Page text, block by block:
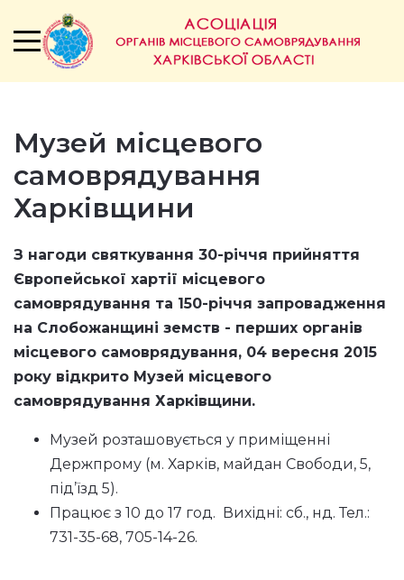
Музей місцевого
самоврядування
Харківщини
З нагоди святкування 30-річчя прийняття
Європейської хартії місцевого
самоврядування та 150-річчя запровадження
на Слобожанщині земств - перших органів
місцевого самоврядування, 04 вересня 2015
року відкрито Музей місцевого
самоврядування Харківщини.
Музей розташовується у приміщенні
Держпрому (м. Харків, майдан Свободи, 5,
під’їзд 5).
Працює з 10 до 17 год. Вихідні: сб., нд. Тел.:
731-35-68, 705-14-26.